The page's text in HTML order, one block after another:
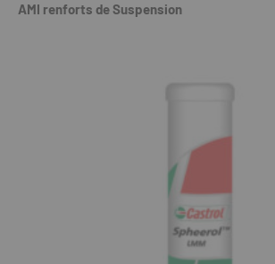
AMI renforts de Suspension